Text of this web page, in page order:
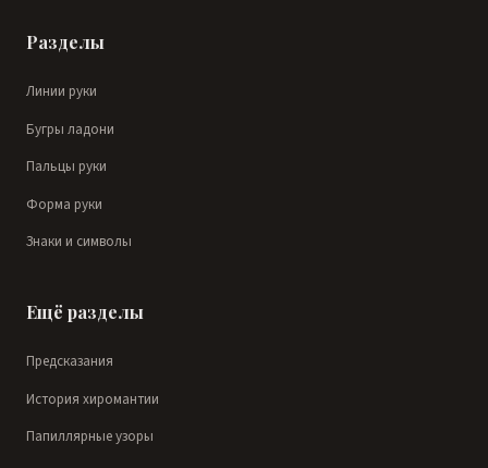
Разделы
Линии руки
Бугры ладони
Пальцы руки
Форма руки
Знаки и символы
Ещё разделы
Предсказания
История хиромантии
Папиллярные узоры